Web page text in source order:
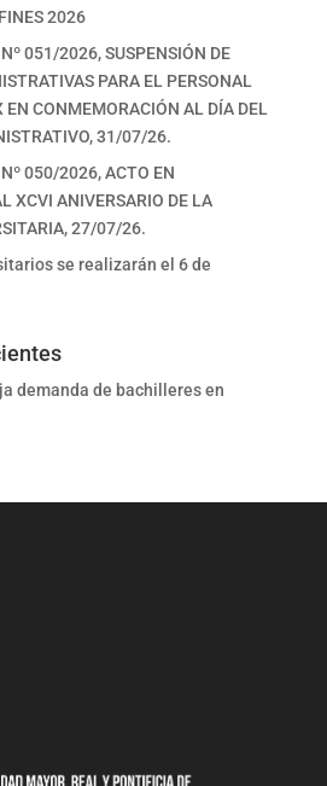
2026
051/2026, SUSPENSIÓN DE
PARA EL PERSONAL
CONMEMORACIÓN AL DÍA DEL
31/07/26.
050/2026, ACTO EN
XCVI ANIVERSARIO DE LA
27/07/26.
se realizarán el 6 de
demanda de bachilleres en